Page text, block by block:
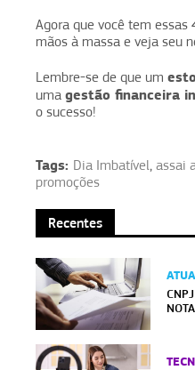
Agora que você tem
mãos à massa e veja seu
Lembre-se de que um
uma gestão financeira
o sucesso!
Tags: Dia Imbatível, assai
promoções
Recentes